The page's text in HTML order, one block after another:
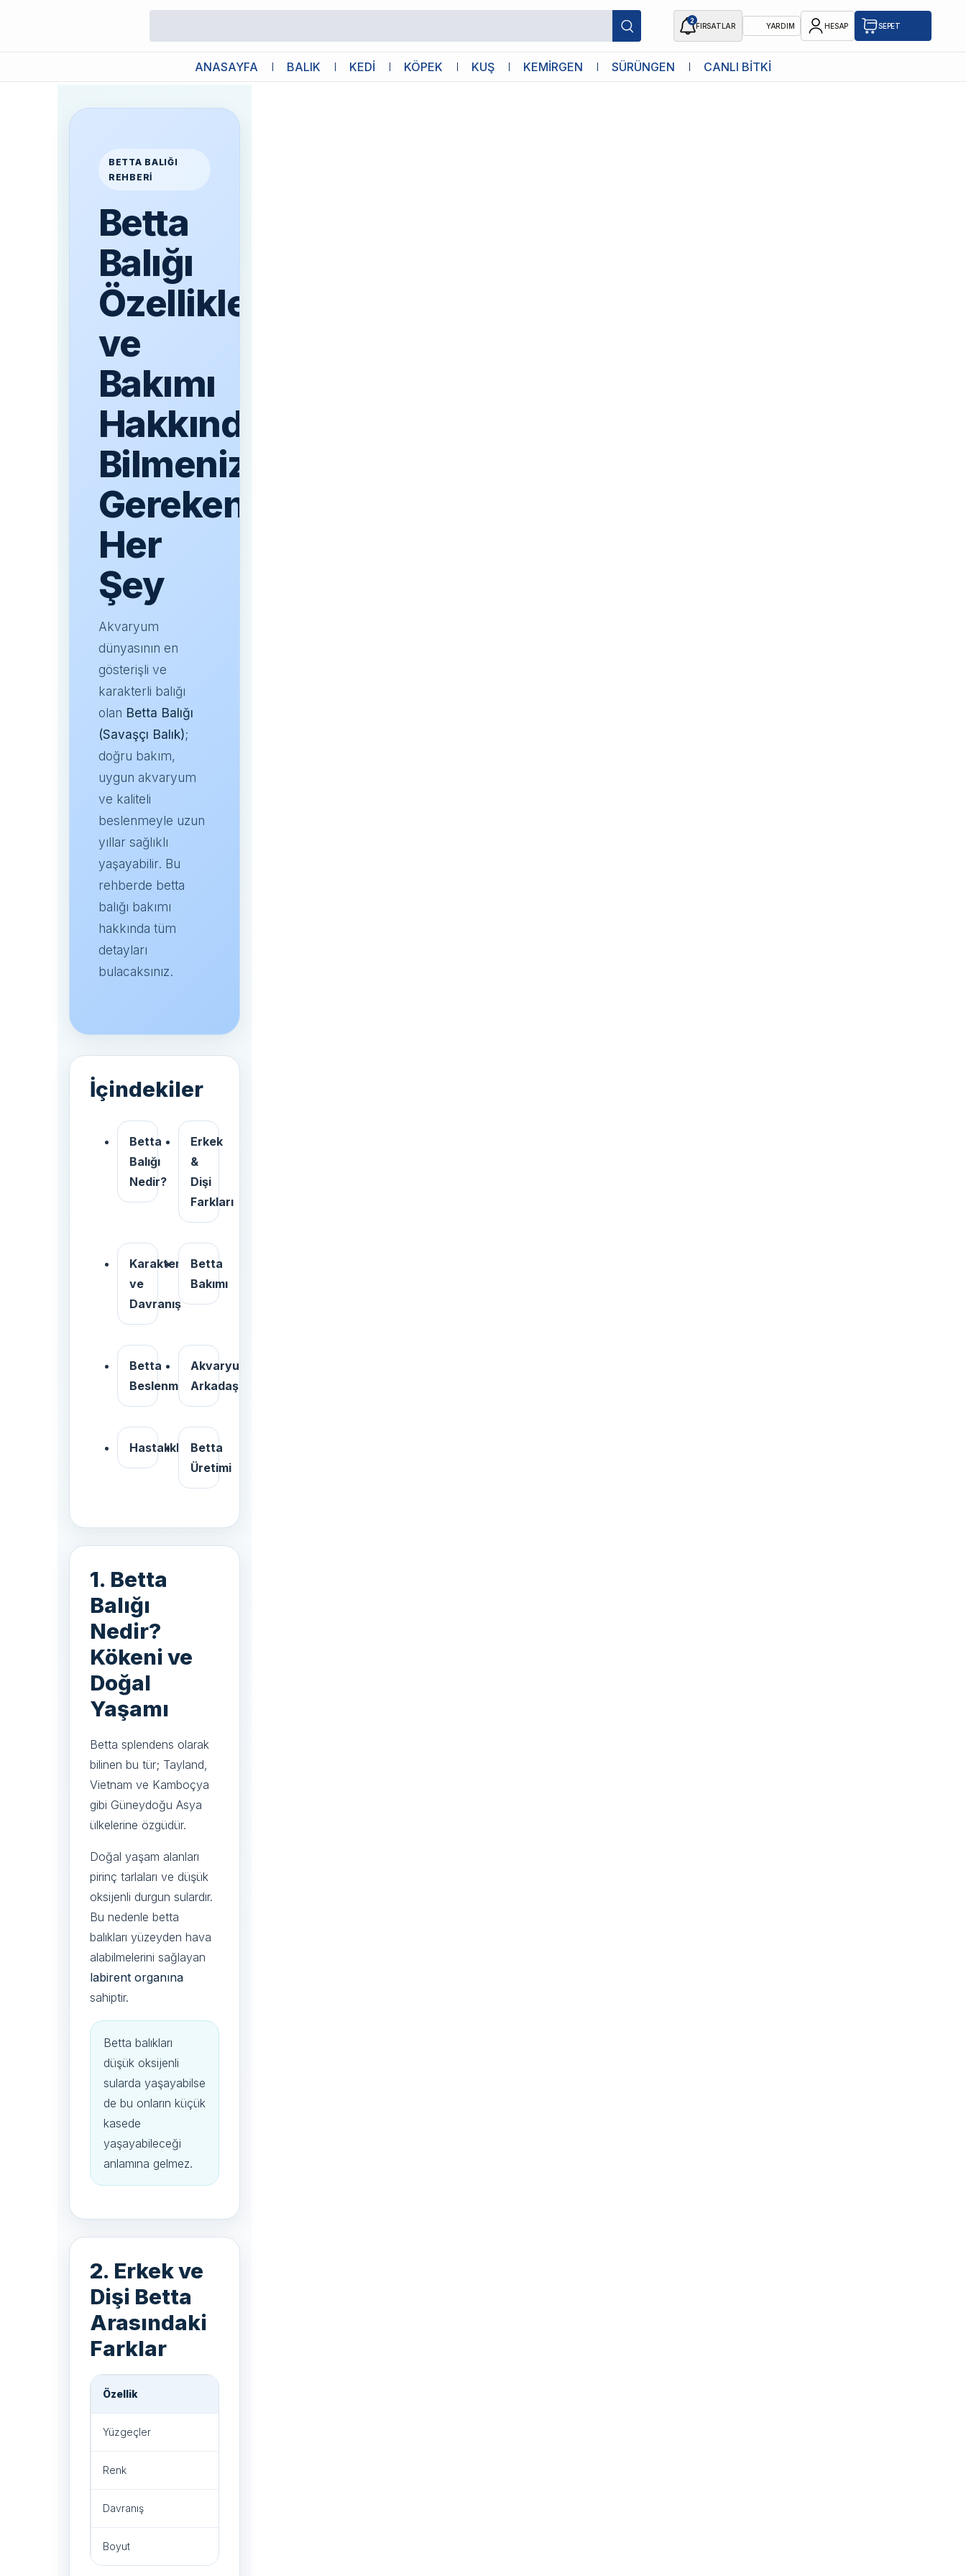
2
FIRSATLAR YARDIM HESAP SEPET
ANASAYFA BALIK KEDİ KÖPEK KUŞ KEMİRGEN SÜRÜNGEN CANLI BİTKİ
Betta Balığı Özellikleri ve Bakımı Hakkında Bilmeniz Gereken Her Şey
BETTA BALIĞI
REHBERI
Betta
Balığı
Özellikleri
ve
Bakımı
Hakkında
Bilmeniz
Gereken
Her
Şey
Akvaryum
dünyasının en
gösterişli ve
karakterli balığı
olan Betta Balığı
(Savaşçı Balık);
doğru bakım,
uygun akvaryum
ve kaliteli
beslenmeyle uzun
yıllar sağlıklı
yaşayabilir. Bu
rehberde betta
balığı bakımı
hakkında tüm
detayları
bulacaksınız.
İçindekiler
Betta
Balığı
Nedir?
Erkek
&
Dişi
Farkları
Karakter
ve
Davranış
Betta
Bakımı
Betta
Beslenmesi
Akvaryum
Arkadaşları
Hastalıklar Betta
Üretimi
1. Betta
Balığı
Nedir?
Kökeni ve
Doğal
Yaşamı
Betta splendens olarak
bilinen bu tür; Tayland,
Vietnam ve Kamboçya
gibi Güneydoğu Asya
ülkelerine özgüdür.
Doğal yaşam alanları
pirinç tarlaları ve düşük
oksijenli durgun sulardır.
Bu nedenle betta
balıkları yüzeyden hava
alabilmelerini sağlayan
labirent organına
sahiptir.
Betta balıkları
düşük oksijenli
sularda yaşayabilse
de bu onların küçük
kasede
yaşayabileceği
anlamına gelmez.
2. Erkek ve
Dişi Betta
Arasındaki
Farklar
Özellik
Yüzgeçler
Renk
Davranış
Boyut